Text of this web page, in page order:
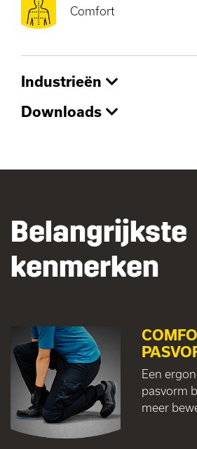
Comfort
Industrieën
Downloads
Belangrijkste
kenmerken
Een
pasvorm
meer